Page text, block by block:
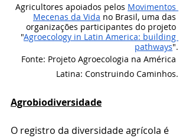
Agricultores apoiados pelos Movimentos
Mecenas da Vida no Brasil, uma das
organizações participantes do projeto
"Agroecology in Latin America: building
pathways".
Fonte: Projeto Agroecologia na América
Latina: Construindo Caminhos.
Agrobiodiversidade
O registro da diversidade agrícola é